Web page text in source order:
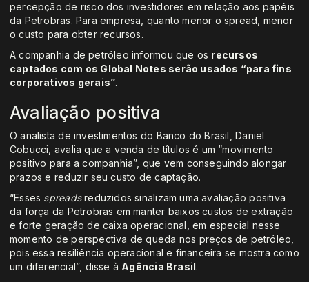
percepção de risco dos investidores em relação aos papéis
da Petrobras. Para empresa, quanto menor o spread, menor
o custo para obter recursos.
A companhia de petróleo informou que os recursos
captados com os Global Notes serão usados “para fins
corporativos gerais”.
Avaliação positiva
O analista de investimentos do Banco do Brasil, Daniel
Cobucci, avalia que a venda de títulos é um “movimento
positivo para a companhia”, que vem conseguindo alongar
prazos e reduzir seu custo de captação.
“Esses spreadsreduzidos sinalizam uma avaliação positiva
da força da Petrobras em manter baixos custos de extração
e forte geração de caixa operacional, em especial nesse
momento de perspectiva de queda nos preços de petróleo,
pois essa resiliência operacional e financeira se mostra como
um diferencial”, disse à Agência Brasil.